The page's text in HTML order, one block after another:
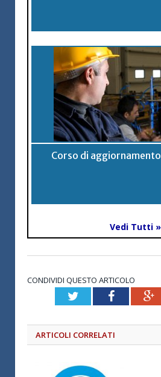
Corso di
Vedi Tutti »
CONDIVIDI QUESTO ARTICOLO
TwitterFacebook
ARTICOLI CORRELATI